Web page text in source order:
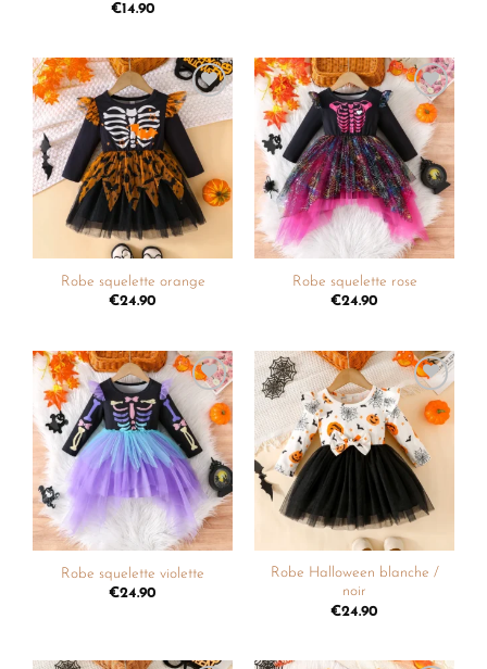
€14.90
Ajouter
à la
liste de
souhaits
Robe squelette orange
€24.90
Ajouter
à la
liste de
souhaits
Robe squelette rose
€24.90
Ajouter
à la
liste de
souhaits
Robe squelette violette
€24.90
Ajouter
à la
liste de
souhaits
Robe Halloween blanche /
noir
€24.90